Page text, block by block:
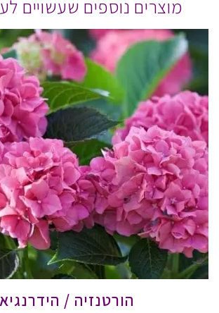
מוצרים נוספים שעשויים
הורטנזיה /